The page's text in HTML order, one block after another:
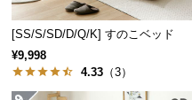
企
業
情
報
[SS/S/SD/D/Q/K] すのこベッド
¥9,998
4.33 （3）